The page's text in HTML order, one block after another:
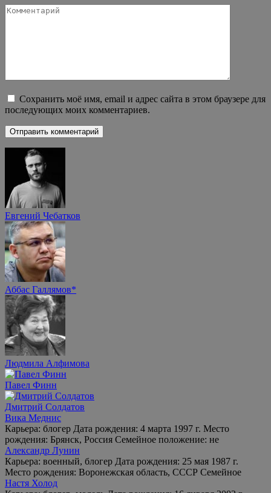
Комментарий
Сохранить моё имя, email и адрес сайта в этом браузере для
последующих моих комментариев.
Евгений Чебатков
Аббас Галлямов*
Людмила Алфимова
Павел Финн
Дмитрий Солдатов
Вика Меднис
Карьера: блогер Дата рождения: 4 марта 1997 г. Место
рождения: Брянск, Россия Семейное положение: не
Александр Лунин
Карьера: военный, блогер Дата рождения: 25 мая 1987 г.
Место рождения: Воронежская область, СССР Семейное
Настя Холод